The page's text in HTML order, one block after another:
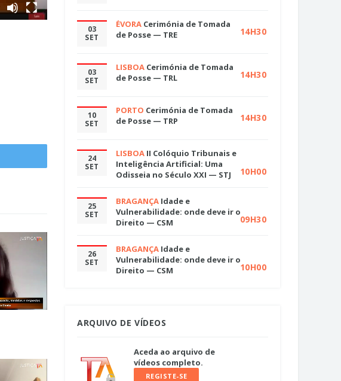
03
SET
ÉVORA Cerimónia de Tomada
de Posse — TRE
14H30
03
SET
LISBOA Cerimónia de Tomada
de Posse — TRL
14H30
10
SET
PORTO Cerimónia de Tomada
de Posse — TRP
14H30
24
SET
LISBOA II Colóquio Tribunais e
Inteligência Artificial: Uma
Odisseia no Século XXI — STJ
10H00
25
SET
BRAGANÇA Idade e
Vulnerabilidade: onde deve ir o
Direito — CSM
09H30
26
SET
BRAGANÇA Idade e
Vulnerabilidade: onde deve ir o
Direito — CSM
10H00
ARQUIVO DE VÍDEOS
Aceda ao arquivo de
vídeos completo.
REGISTE-SE